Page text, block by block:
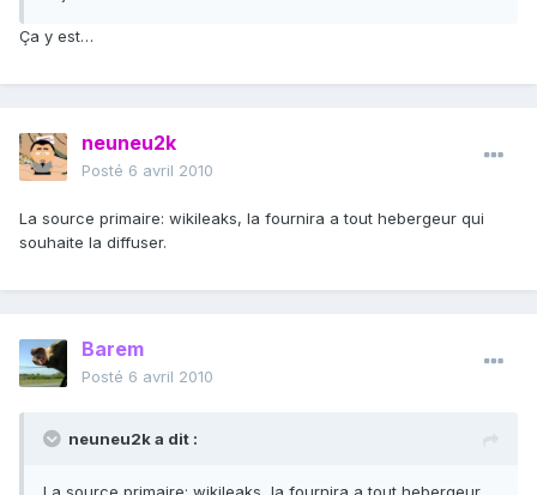
Ça y est…
neuneu2k
Posté 6 avril 2010
La source primaire: wikileaks, la fournira a tout hebergeur qui
souhaite la diffuser.
Barem
Posté 6 avril 2010
neuneu2k a dit :